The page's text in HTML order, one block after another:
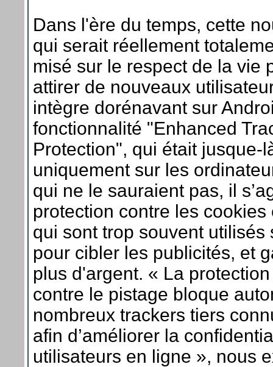
Dans l'ère du temps, cette
qui serait réellement
misé sur le respect de la vie
attirer de nouveaux
intègre dorénavant sur
fonctionnalité "Enhanced
Protection", qui était jusque-
uniquement sur les
qui ne le sauraient pas, il
protection contre les cookies
qui sont trop souvent utilisés
pour cibler les publicités, et
plus d'argent. « La
contre le pistage bloque
nombreux trackers tiers
afin d’améliorer la
utilisateurs en ligne », nous